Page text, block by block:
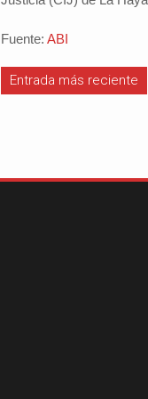
Fuente: ABI
Entrada más reciente
#iloveSCZ
tercio del